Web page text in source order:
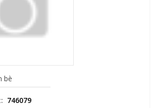
bè
746079